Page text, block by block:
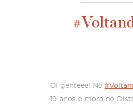
Oi genteee! No
19 anos e mora no